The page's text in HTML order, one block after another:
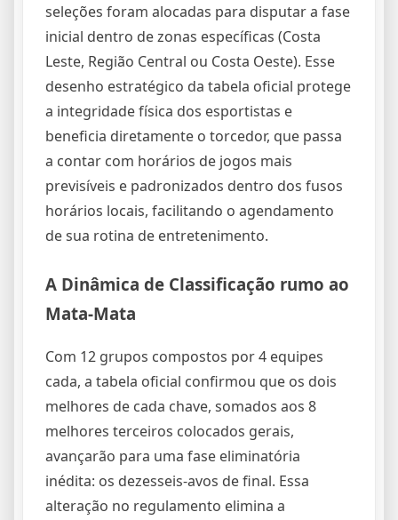
seleções foram alocadas para disputar a fase
inicial dentro de zonas específicas (Costa
Leste, Região Central ou Costa Oeste). Esse
desenho estratégico da tabela oficial protege
a integridade física dos esportistas e
beneficia diretamente o torcedor, que passa
a contar com horários de jogos mais
previsíveis e padronizados dentro dos fusos
horários locais, facilitando o agendamento
de sua rotina de entretenimento.
A Dinâmica de Classificação rumo ao
Mata-Mata
Com 12 grupos compostos por 4 equipes
cada, a tabela oficial confirmou que os dois
melhores de cada chave, somados aos 8
melhores terceiros colocados gerais,
avançarão para uma fase eliminatória
inédita: os dezesseis-avos de final. Essa
alteração no regulamento elimina a